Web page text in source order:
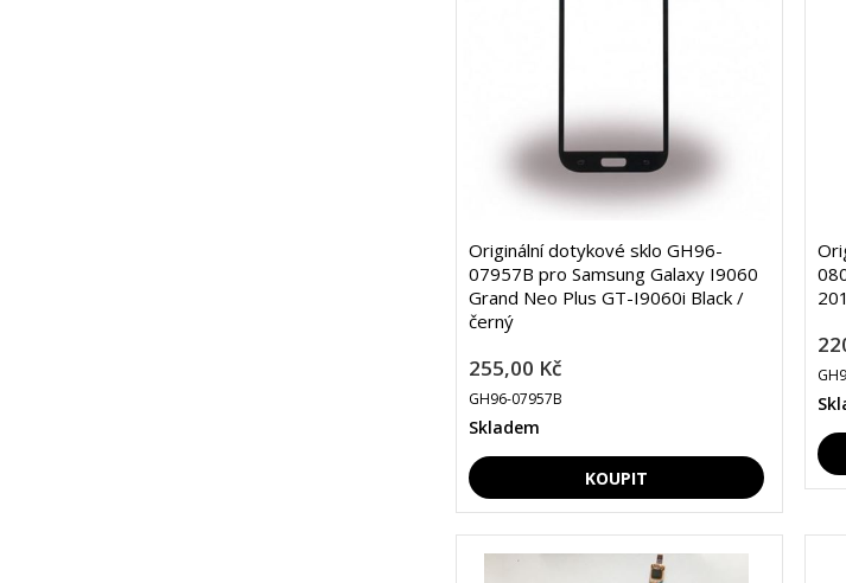
Originální dotykové sklo GH96-
07957B pro Samsung Galaxy I9060
Grand Neo Plus GT-I9060i Black /
černý
255,00 Kč
GH96-07957B
Skladem